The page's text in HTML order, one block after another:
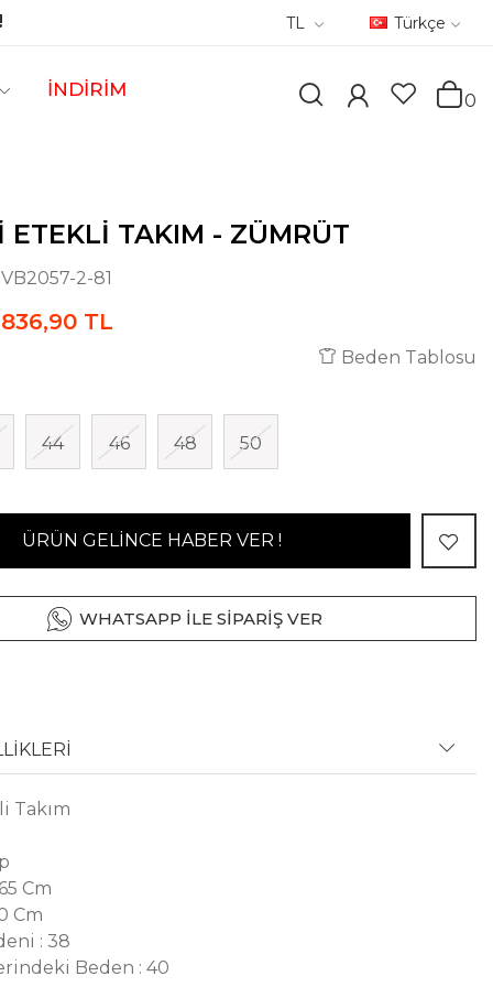
TL Türkçe
İNDİRİM
0
ETEKLI TAKIM - ZÜMRÜT
VB2057-2-81
836,90 TL
Beden Tablosu
44 46 48 50
ÜRÜN GELİNCE HABER VER !
WHATSAPP İLE SİPARİŞ VER
Takım
Cm
Cm
: 38
Beden : 40